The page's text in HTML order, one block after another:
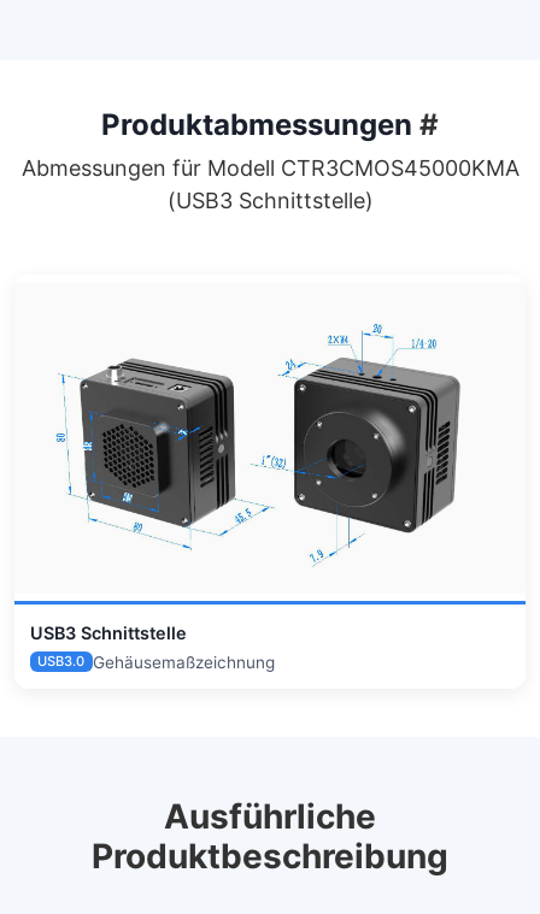
Produktabmessungen #
Abmessungen für Modell CTR3CMOS45000KMA
(USB3 Schnittstelle)
USB3 Schnittstelle
USB3.0 Gehäusemaßzeichnung
Ausführliche
Produktbeschreibung